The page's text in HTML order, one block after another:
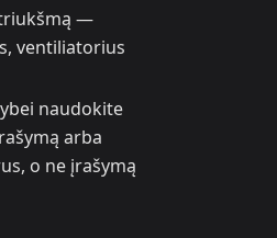
—
ventiliatorius
naudokite
arba
o ne įrašymą